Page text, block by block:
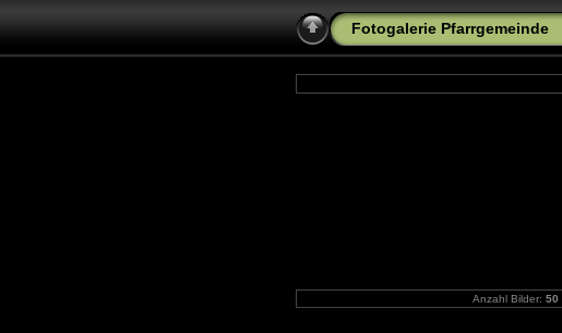
Fotogalerie Pfarrgemeinde
Anzahl Bilder:50